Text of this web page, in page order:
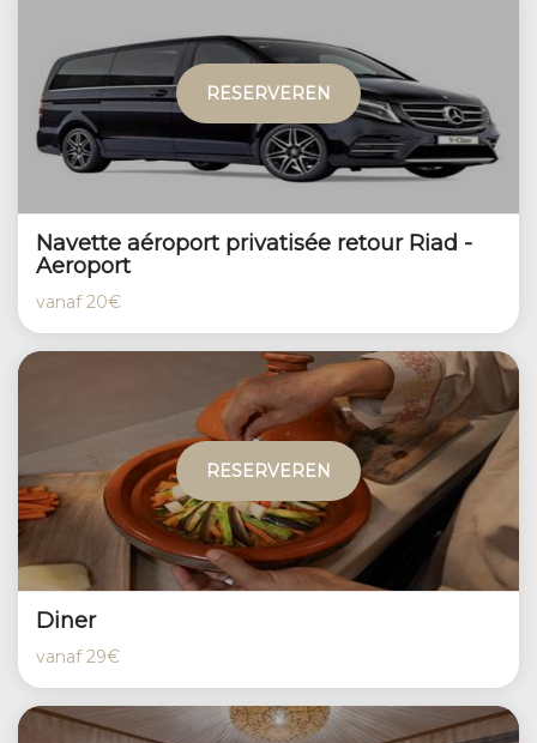
RESERVEREN
Navette aéroport privatisée retour Riad -
Aeroport
vanaf20€
RESERVEREN
Diner
vanaf29€